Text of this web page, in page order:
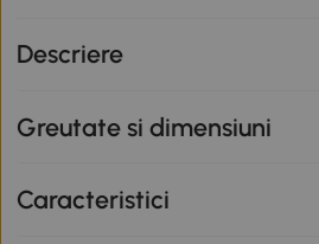
valabilă până la data de 12.08.2026.
Descriere
Greutate si dimensiuni
Caracteristici